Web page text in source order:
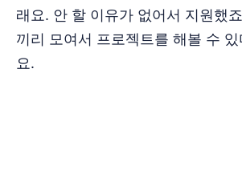
래요. 안 할 이유가 없어서 지원했
끼리 모여서 프로젝트를 해볼 수
요.